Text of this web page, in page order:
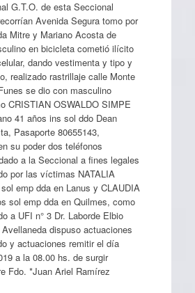
G.T.O. de esta Seccional
Avenida Segura tomo por
Mitre y Mariano Acosta de
en bicicleta cometió ilícito
dando vestimenta y tipo y
realizado rastrillaje calle Monte
se dio con masculino
CRISTIAN OSWALDO SIMPE
41 años ins sol ddo Dean
Pasaporte 80655143,
su poder dos teléfonos
a la Seccional a fines legales
por las víctimas NATALIA
emp dda en Lanus y CLAUDIA
sol emp dda en Quilmes, como
a UFI n° 3 Dr. Laborde Elbio
dispuso actuaciones
y actuaciones remitir el día
a la 08.00 hs. de surgir
Fdo. *Juan Ariel Ramírez